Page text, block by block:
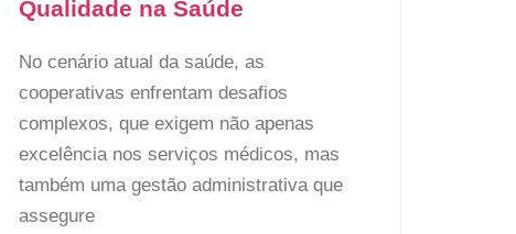
Qualidade na Saúde
No cenário atual da saúde, as
cooperativas enfrentam desafios
complexos, que exigem não apenas
excelência nos serviços médicos, mas
também uma gestão administrativa que
assegure